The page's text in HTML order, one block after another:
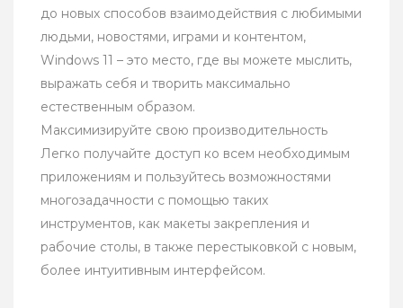
до новых способов взаимодействия с любимыми
людьми, новостями, играми и контентом,
Windows 11 – это место, где вы можете мыслить,
выражать себя и творить максимально
естественным образом.
Максимизируйте свою производительность
Легко получайте доступ ко всем необходимым
приложениям и пользуйтесь возможностями
многозадачности с помощью таких
инструментов, как макеты закрепления и
рабочие столы, в также перестыковкой с новым,
более интуитивным интерфейсом.